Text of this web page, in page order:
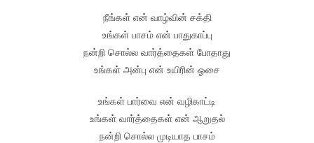
நீங்கள் என் வாழ்வின் சக்தி
உங்கள் பாசம் என் பாதுகாப்பு
நன்றி சொல்ல வார்த்தைகள் போதாது
உங்கள் அன்பு என் உயிரின் ஓசை
உங்கள் பார்வை என் வழிகாட்டி
உங்கள் வார்த்தைகள் என் ஆறுதல்
நன்றி சொல்ல முடியாத பாசம்